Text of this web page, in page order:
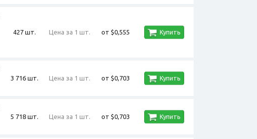
427 шт. Цена за 1 шт. от $0,555 Купить
3 716 шт. Цена за 1 шт. от $0,703 Купить
5 718 шт. Цена за 1 шт. от $0,703 Купить